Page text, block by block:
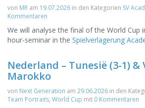
von MR am 19.07.2026 in den Kategorien SV
Kommentaren
We will analyse the final of the World Cup
hour-seminar in the Spielverlagerung
Nederland – Tunesië (3-1)
Marokko
von Next Generation am 29.06.2026 in den
Team Portraits, World Cup mit 0 Kommentaren